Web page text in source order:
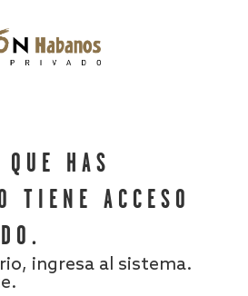
HAS
TIENE ACCESO
ingresa al sistema.